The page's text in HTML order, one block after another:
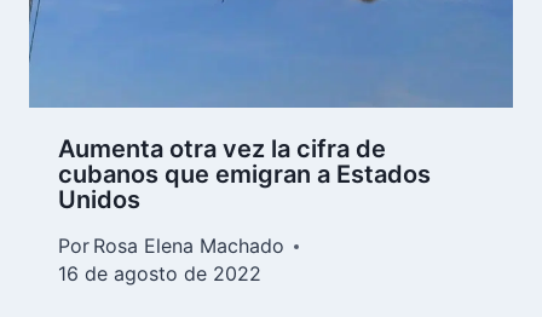
Aumenta otra vez la cifra de
cubanos que emigran a Estados
Unidos
Por Rosa Elena Machado
16 de agosto de 2022